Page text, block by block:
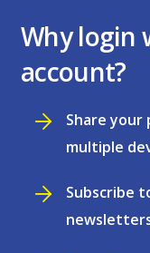
Why login
account?
Share your
multiple
Subscribe